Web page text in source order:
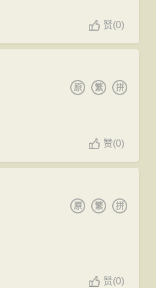
赞(0)
拼
繁
原
赞(0)
拼
繁
原
赞(0)